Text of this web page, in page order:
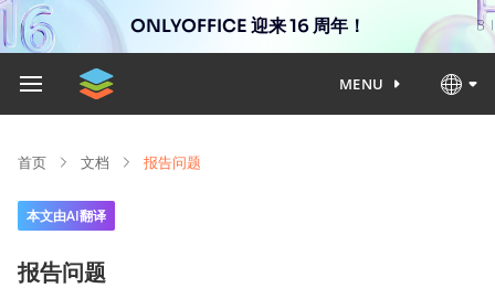
ONLYOFFICE 迎来 16 周年！
MENU
首页 文档 报告问题
本文由AI翻译
报告问题